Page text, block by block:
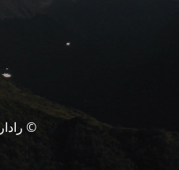
© رادار 2026